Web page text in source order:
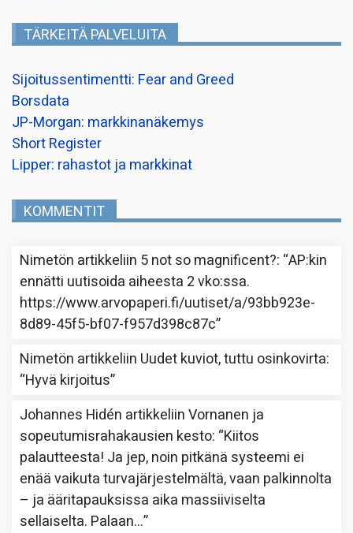
TÄRKEITÄ PALVELUITA
Sijoitussentimentti: Fear and Greed
Borsdata
JP-Morgan: markkinanäkemys
Short Register
Lipper: rahastot ja markkinat
KOMMENTIT
Nimetön artikkeliin 5 not so magnificent?: “AP:kin
ennätti uutisoida aiheesta 2 vko:ssa.
https://www.arvopaperi.fi/uutiset/a/93bb923e-
8d89-45f5-bf07-f957d398c87c”
Nimetön artikkeliin Uudet kuviot, tuttu osinkovirta:
“Hyvä kirjoitus”
Johannes Hidén artikkeliinVornanen ja
sopeutumisrahakausien kesto: “Kiitos
palautteesta! Ja jep, noin pitkänä systeemi ei
enää vaikuta turvajärjestelmältä, vaan palkinnolta
– ja ääritapauksissa aika massiiviselta
sellaiselta. Palaan…”